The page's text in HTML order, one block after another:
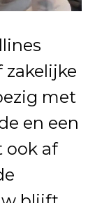
met
en een
ook af